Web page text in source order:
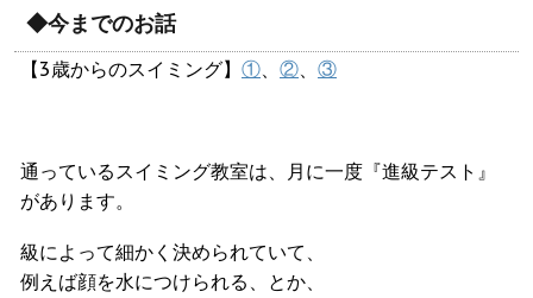
◆今までのお話
【3歳からのスイミング】 ①、 ②、 ③
通っているスイミング教室は、月に一度『進級テスト』
があります。
級によって細かく決められていて、
例えば顔を水につけられる、とか、